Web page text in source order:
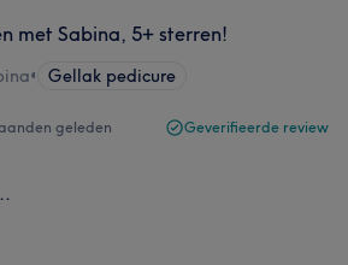
met Sabina, 5+ sterren!
• Gellak pedicure
geleden Geverifieerde review